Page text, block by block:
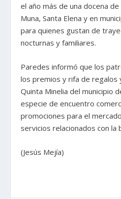
el año más de una docena
Muna, Santa Elena y en
para quienes gustan de
nocturnas y familiares.
Paredes informó que los
los premios y rifa de regalos
Quinta Minelia del municipio
especie de encuentro
promociones para el
servicios relacionados con la
(Jesús Mejía)